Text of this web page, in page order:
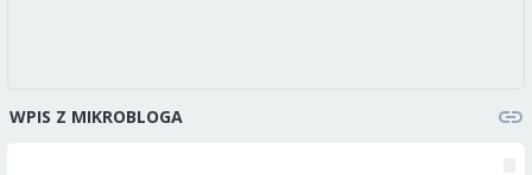
WPIS Z MIKROBLOGA